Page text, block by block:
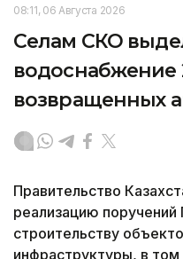
08:11, 06 Августа 2026
Селам СКО
водоснабжение
возвращенных
Правительство
реализацию поручений
строительству
инфраструктуры, в том